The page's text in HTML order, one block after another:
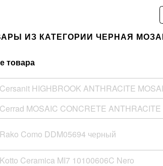
ИЗ КАТЕГОРИИ ЧЕРНАЯ
товара
HIGHBROOK ANTHRACITE
MOSAIC CONCRETE ANTHRACITE
Como DDM05694 черный
Ceramica MI7 10100606C Nero